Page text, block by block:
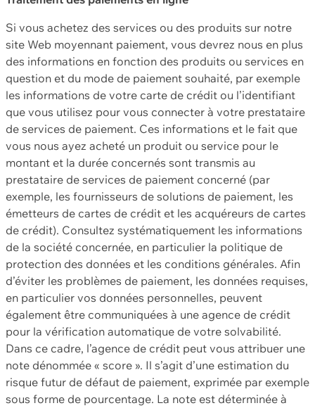
Si vous achetez des services ou des produits sur notre
site Web moyennant paiement, vous devrez nous en plus
des informations en fonction des produits ou services en
question et du mode de paiement souhaité, par exemple
les informations de votre carte de crédit ou l’identifiant
que vous utilisez pour vous connecter à votre prestataire
de services de paiement. Ces informations et le fait que
vous nous ayez acheté un produit ou service pour le
montant et la durée concernés sont transmis au
prestataire de services de paiement concerné (par
exemple, les fournisseurs de solutions de paiement, les
émetteurs de cartes de crédit et les acquéreurs de cartes
de crédit). Consultez systématiquement les informations
de la société concernée, en particulier la politique de
protection des données et les conditions générales. Afin
d’éviter les problèmes de paiement, les données requises,
en particulier vos données personnelles, peuvent
également être communiquées à une agence de crédit
pour la vérification automatique de votre solvabilité.
Dans ce cadre, l’agence de crédit peut vous attribuer une
note dénommée « score ». Il s’agit d’une estimation du
risque futur de défaut de paiement, exprimée par exemple
sous forme de pourcentage. La note est déterminée à